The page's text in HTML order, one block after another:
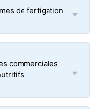
de fertigation
commerciales